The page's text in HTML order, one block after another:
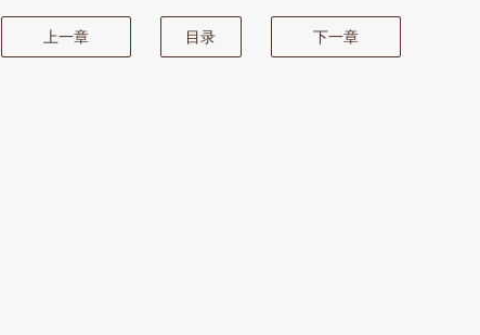
上一章 目录 下一章